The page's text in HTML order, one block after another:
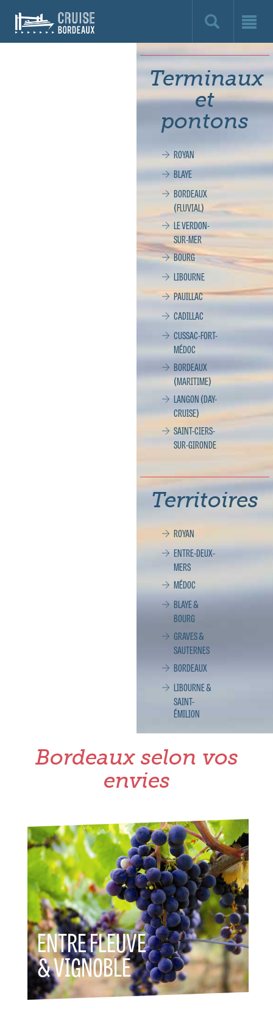
Cruise
Bordeaux,
Terminaux
et
pontons
ROYAN
BLAYE
BORDEAUX
(FLUVIAL)
LE VERDON-
SUR-MER
BOURG
LIBOURNE
PAUILLAC
CADILLAC
CUSSAC-FORT-
MÉDOC
BORDEAUX
(MARITIME)
LANGON (DAY-
CRUISE)
SAINT-CIERS-
SUR-GIRONDE
Territoires
ROYAN
ENTRE-DEUX-
MERS
MÉDOC
BLAYE &
BOURG
GRAVES &
SAUTERNES
BORDEAUX
LIBOURNE &
SAINT-
ÉMILION
Bordeaux selon vos
envies
ENTRE FLEUVE
& VIGNOBLE &